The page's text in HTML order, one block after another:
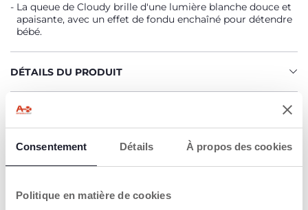
Consentement Détails À propos des cookies
Politique en matière de cookies
La queue de Cloudy brille d'une lumière blanche douce et
apaisante, avec un effet de fondu enchaîné pour détendre
bébé.
DÉTAILS DU PRODUIT
AVERTISSEMENTS ET INSTRUCTIONS
Trouver un Revendeur